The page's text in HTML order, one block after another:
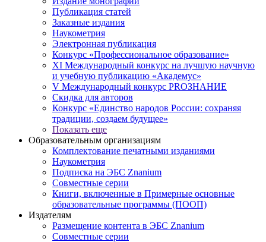
Публикация статей
Заказные издания
Наукометрия
Электронная публикация
Конкурс «Профессиональное образование»
XI Международный конкурс на лучшую научную
и учебную публикацию «Академус»
V Международный конкурс PROЗНАНИЕ
Скидка для авторов
Конкурс «Единство народов России: сохраняя
традиции, создаем будущее»
Показать еще
Образовательным организациям
Комплектование печатными изданиями
Наукометрия
Подписка на ЭБС Znanium
Совместные серии
Книги, включенные в Примерные основные
образовательные программы (ПООП)
Издателям
Размещение контента в ЭБС Znanium
Совместные серии